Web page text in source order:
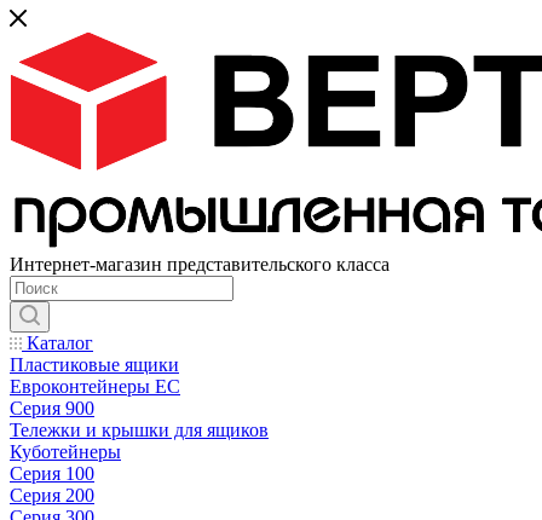
Интернет-магазин представительского класса
Каталог
Пластиковые ящики
Евроконтейнеры ЕС
Серия 900
Тележки и крышки для ящиков
Куботейнеры
Серия 100
Серия 200